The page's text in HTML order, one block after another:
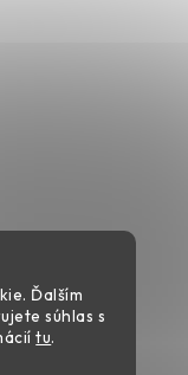
Ďalším
súhlas s
tu.